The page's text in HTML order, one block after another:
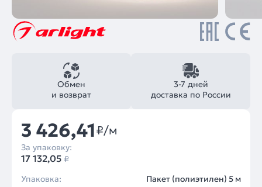
3-7 дней
доставка по России
Обмен
и возврат
3 426,41₽/м
За упаковку:
17 132,05 ₽
Упаковка:
Пакет (полиэтилен) 5 м